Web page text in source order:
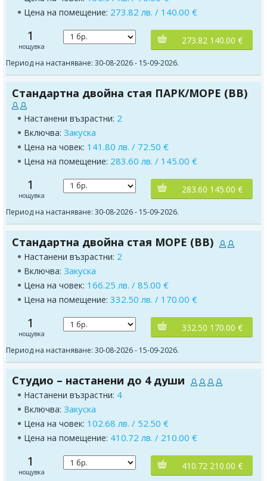
Цена на помещение: 273.82 лв. / 140.00 €
1
нощувка
273.82 140.00 €
Период на настаняване: 30-08-2026 - 15-09-2026.
Стандартна двойна стая ПАРК/МОРЕ (BB)
Настанени възрастни: 2
Включва: Закуска
Цена на човек: 141.80 лв. / 72.50 €
Цена на помещение: 283.60 лв. / 145.00 €
1
нощувка
283.60 145.00 €
Период на настаняване: 30-08-2026 - 15-09-2026.
Стандартна двойна стая МОРЕ (BB)
Настанени възрастни: 2
Включва: Закуска
Цена на човек: 166.25 лв. / 85.00 €
Цена на помещение: 332.50 лв. / 170.00 €
1
нощувка
332.50 170.00 €
Период на настаняване: 30-08-2026 - 15-09-2026.
Студио – настанени до 4 души
Настанени възрастни: 4
Включва: Закуска
Цена на човек: 102.68 лв. / 52.50 €
Цена на помещение: 410.72 лв. / 210.00 €
1
нощувка
410.72 210.00 €